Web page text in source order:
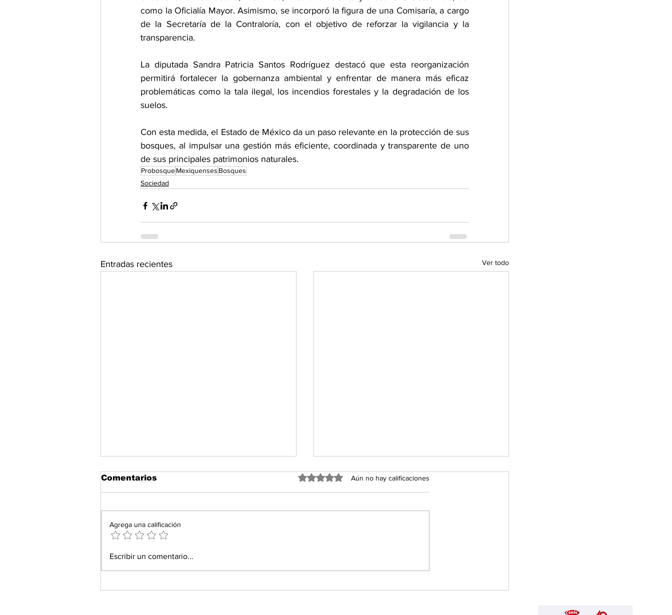
como la Oficialía Mayor. Asimismo, se incorporó la figura de una Comisaría, a cargo
de la Secretaría de la Contraloría, con el objetivo de reforzar la vigilancia y la
transparencia.
La diputada Sandra Patricia Santos Rodríguez destacó que esta reorganización
permitirá fortalecer la gobernanza ambiental y enfrentar de manera más eficaz
problemáticas como la tala ilegal, los incendios forestales y la degradación de los
suelos.
Con esta medida, el Estado de México da un paso relevante en la protección de sus
bosques, al impulsar una gestión más eficiente, coordinada y transparente de uno
de sus principales patrimonios naturales.
ProbosqueMexiquenses Bosques
Sociedad
Entradas recientes Ver todo
"Alimentación Escolar para el
México concluye con saldo blanco
Comentarios Obtuvo 0 de 5 estrellas.
Aún no hay calificaciones
Agrega una calificación
Escribir un comentario...